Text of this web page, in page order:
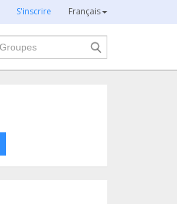
S'inscrire Français